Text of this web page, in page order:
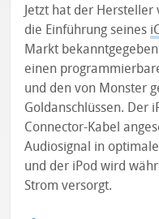
Jetzt hat der
die Einführung seines
Markt
einen
und den von Monster
Goldanschlüssen. Der
Connector-Kabel
Audiosignal in
und der iPod wird
Strom versorgt.